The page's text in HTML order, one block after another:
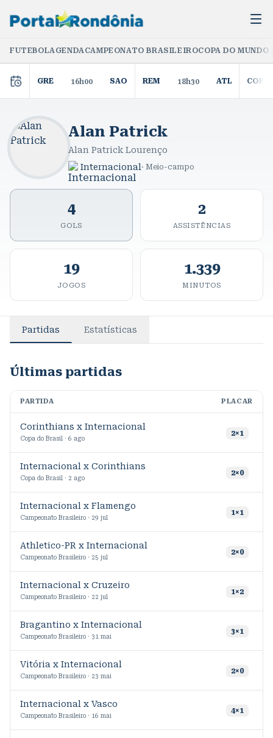
FUTEBOLAGENDACAMPEONATO BRASILEIROCOPA DO
GRE 16h00 SAO REM 18h30 ATL COR
Alan Patrick
Alan Patrick Lourenço
Internacional · Meio-campo
4
GOLS
2
ASSISTÊNCIAS
19
JOGOS
1.339
MINUTOS
Partidas Estatísticas
Últimas partidas
PARTIDA PLACAR
Corinthians x Internacional
Copa do Brasil · 6 ago
2×1
Internacional x Corinthians
Copa do Brasil · 2 ago
2×0
Internacional x Flamengo
Campeonato Brasileiro · 29 jul
1×1
Athletico-PR x Internacional
Campeonato Brasileiro · 25 jul
2×0
Internacional x Cruzeiro
Campeonato Brasileiro · 22 jul
1×2
Bragantino x Internacional
Campeonato Brasileiro · 31 mai
3×1
Vitória x Internacional
Campeonato Brasileiro · 23 mai
2×0
Internacional x Vasco
Campeonato Brasileiro · 16 mai
4×1